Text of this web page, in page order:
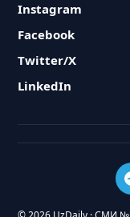
Instagram
Facebook
Twitter/X
LinkedIn